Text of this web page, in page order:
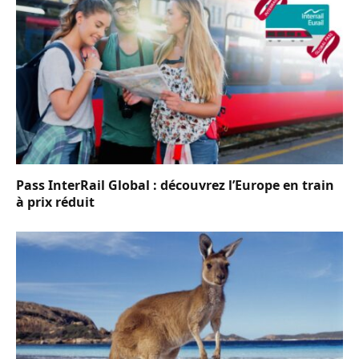
Pass InterRail Global : découvrez l’Europe en train
à prix réduit